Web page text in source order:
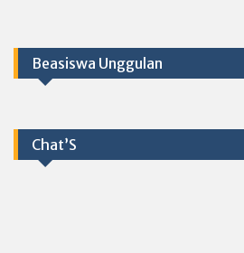
Beasiswa Unggulan
Chat’S